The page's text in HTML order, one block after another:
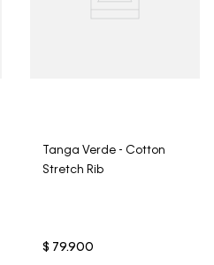
Tanga Verde - Cotton
Stretch Rib
$ 79.900